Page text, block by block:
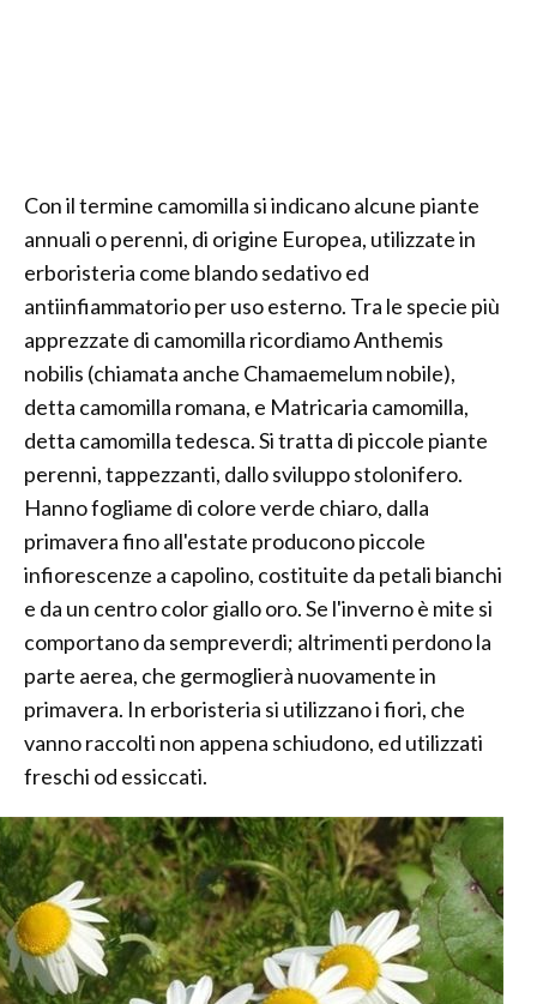
Con il termine camomilla si indicano alcune piante
annuali o perenni, di origine Europea, utilizzate in
erboristeria come blando sedativo ed
antiinfiammatorio per uso esterno. Tra le specie più
apprezzate di camomilla ricordiamo Anthemis
nobilis (chiamata anche Chamaemelum nobile),
detta camomilla romana, e Matricaria camomilla,
detta camomilla tedesca. Si tratta di piccole piante
perenni, tappezzanti, dallo sviluppo stolonifero.
Hanno fogliame di colore verde chiaro, dalla
primavera fino all'estate producono piccole
infiorescenze a capolino, costituite da petali bianchi
e da un centro color giallo oro. Se l'inverno è mite si
comportano da sempreverdi; altrimenti perdono la
parte aerea, che germoglierà nuovamente in
primavera. In erboristeria si utilizzano i fiori, che
vanno raccolti non appena schiudono, ed utilizzati
freschi od essiccati.